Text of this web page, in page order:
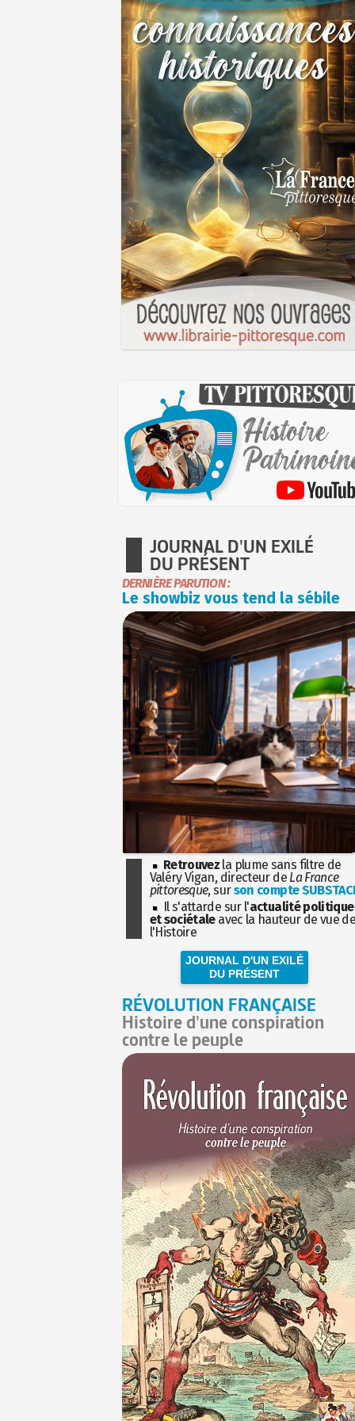
JOURNAL D'UN EXILÉ
DU PRÉSENT
DERNIÈRE PARUTION :
Le showbiz vous tend la sébile
Retrouvez la plume sans filtre de
Valéry Vigan, directeur de La France
pittoresque, surson compte
Il s'attarde sur l'actualité politique
et sociétaleavec la hauteur de vue
l'Histoire
JOURNAL D'UN EXILÉ
DU PRÉSENT
RÉVOLUTION FRANÇAISE
Histoire d'une conspiration
contre le peuple